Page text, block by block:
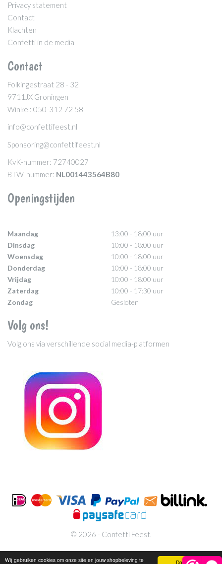
Doorgaan
Wij gebruiken cookies om onze site en jouw shopbeleving te
Privacy statement
Contact
Klachten
Confetti in de media
Contact
Folkingestraat 28 - 32
9711JX Groningen
Winkel: 050-312 72 58
info@confettifeest.nl
Sponsoring@confettifeest.nl
KvK-nummer: 72740027
BTW-nummer: NL001443564B80
Openingstijden
Maandag
13:00 - 18:00 uur
Dinsdag
10:00 - 18:00 uur
Woensdag
10:00 - 18:00 uur
Donderdag
10:00 - 18:00 uur
Vrijdag
10:00 - 18:00 uur
Zaterdag
10:00 - 17:30 uur
Zondag
Gesloten
Volg ons!
Volg ons via verschillende social media-platformen
© 2026 - Confetti Feest.